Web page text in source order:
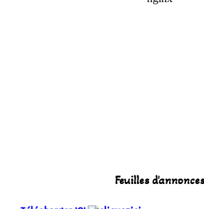
Feuilles d'annonces